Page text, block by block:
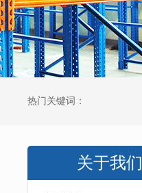
热门关键词：
关于我们